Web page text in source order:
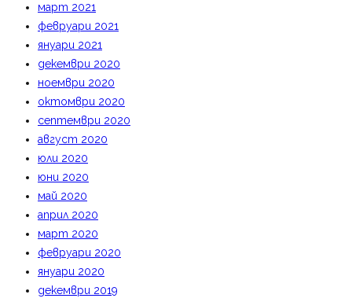
март 2021
февруари 2021
януари 2021
декември 2020
ноември 2020
октомври 2020
септември 2020
август 2020
юли 2020
юни 2020
май 2020
април 2020
март 2020
февруари 2020
януари 2020
декември 2019